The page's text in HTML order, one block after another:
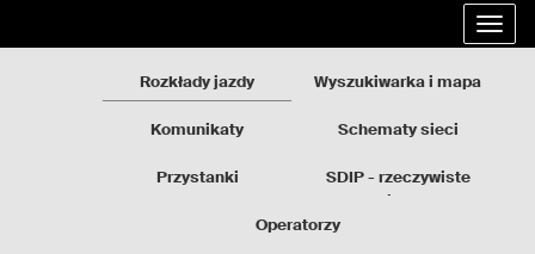
Rozkłady jazdy Wyszukiwarka i mapa
Komunikaty Schematy sieci
Przystanki
SDIP - rzeczywiste
Operatorzy